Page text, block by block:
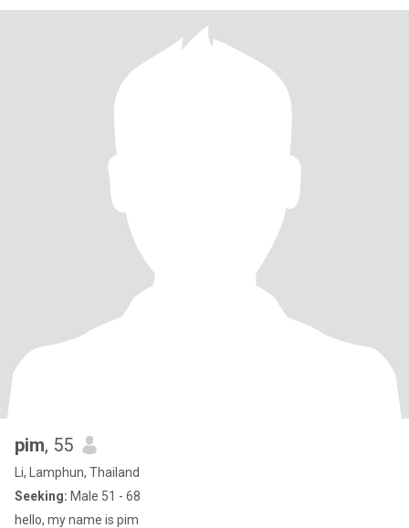
pim, 55
Li, Lamphun, Thailand
Seeking: Male 51 - 68
hello, my name is pim